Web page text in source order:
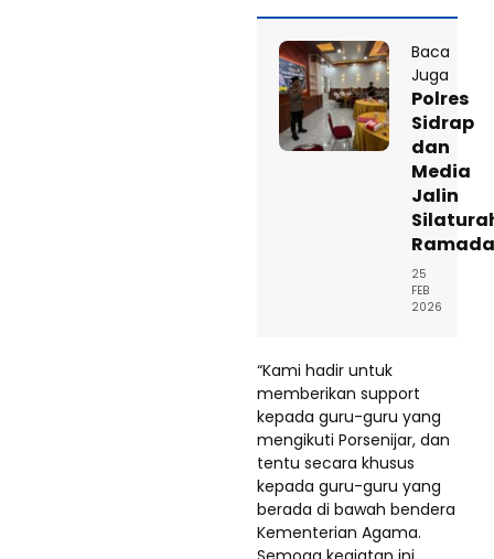
Baca
Juga
Polres
Sidrap
dan
Media
Jalin
25
FEB
2026
“Kami hadir untuk
memberikan support
kepada guru-guru yang
mengikuti Porsenijar, dan
tentu secara khusus
kepada guru-guru yang
berada di bawah bendera
Kementerian Agama.